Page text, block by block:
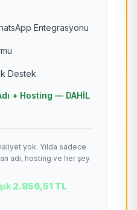
Entegrasyonu
Destek
+ Hosting — DAHİL
yok. Yılda sadece
adı, hosting ve her şey
2.856,51 TL